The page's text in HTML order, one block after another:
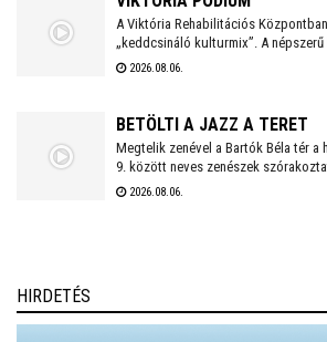
A Viktória Rehabilitációs
„keddcsináló kulturmix”. A
ezúttal is kivételes vendégek
2026.08.06.
BETÖLTI A JAZZ A TERET
Megtelik zenével a Bartók Béla tér a
9. között neves zenészek
Regia Feszten. Fellép többek között
2026.08.06.
HIRDETÉS